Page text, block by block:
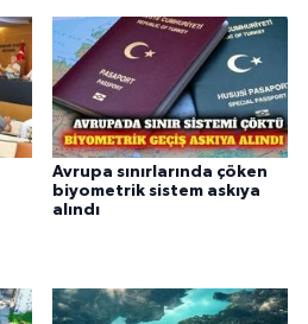
Avrupa sınırlarında çöken
biyometrik sistem askıya
alındı